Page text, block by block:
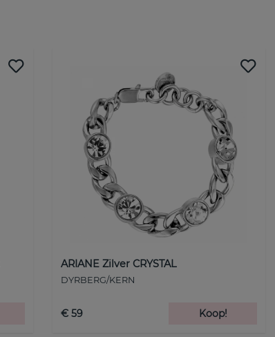
ARIANE Zilver CRYSTAL
DYRBERG/KERN
€ 59 Koop!